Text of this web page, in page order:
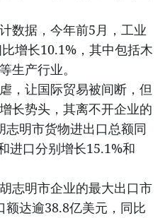
数据，今年前5月，工业
增长10.1%，其中包括木
生产行业。
，让国际贸易被间断，但
长势头，其离不开企业的
明市货物进出口总额同
进口分别增长15.1%和
志明市企业的最大出口市
达逾38.8亿美元，同比